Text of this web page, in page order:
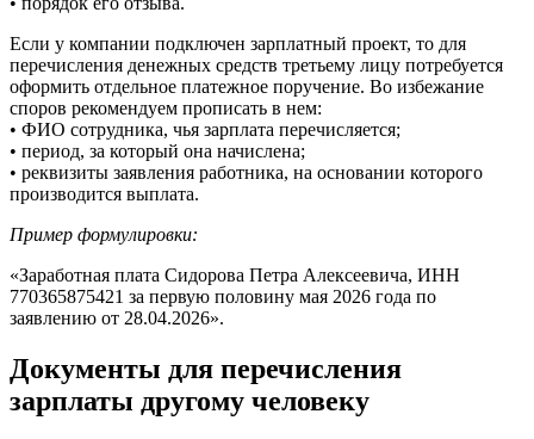
Если у компании подключен зарплатный проект, то для
перечисления денежных средств третьему лицу потребуется
оформить отдельное платежное поручение. Во избежание
споров рекомендуем прописать в нем:
• ФИО сотрудника, чья зарплата перечисляется;
• период, за который она начислена;
• реквизиты заявления работника, на основании которого
производится выплата.
Пример формулировки:
«Заработная плата Сидорова Петра Алексеевича, ИНН
770365875421 за первую половину мая 2026 года по
заявлению от 28.04.2026».
Документы для перечисления
зарплаты другому человеку